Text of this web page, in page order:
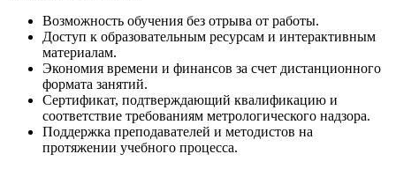
Возможность обучения без отрыва от работы.
Доступ к образовательным ресурсам и интерактивным
материалам.
Экономия времени и финансов за счет дистанционного
формата занятий.
Сертификат, подтверждающий квалификацию и
соответствие требованиям метрологического надзора.
Поддержка преподавателей и методистов на
протяжении учебного процесса.